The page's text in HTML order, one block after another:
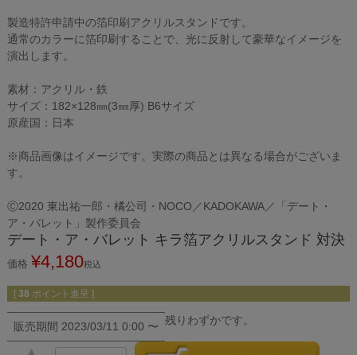
製造特許申請中の箔印刷アクリルスタンドです。
通常のカラーに箔印刷することで、光に反射して豪華なイメージを
演出します。
素材：アクリル・鉄
サイズ：182×128㎜(3㎜厚) B6サイズ
原産国：日本
※商品画像はイメージです。実際の商品とは異なる場合がございま
す。
Ⓒ2020 東出祐一郎・橘公司・NOCO／KADOKAWA／「デート・
ア・バレット」製作委員会
デート・ア・バレット キラ箔アクリルスタンド 対決
価格 ¥4,180税込
[ 38 ポイント進呈 ]
販売期間 2023/03/11 0:00 〜 残りわずかです。